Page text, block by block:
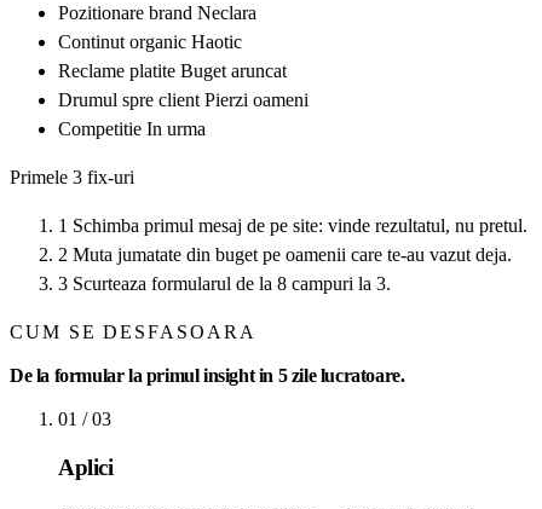
Pozitionare brand Neclara
Continut organic Haotic
Reclame platite Buget aruncat
Drumul spre client Pierzi oameni
Competitie In urma
Primele 3 fix-uri
1 Schimba primul mesaj de pe site: vinde rezultatul, nu pretul.
2 Muta jumatate din buget pe oamenii care te-au vazut deja.
3 Scurteaza formularul de la 8 campuri la 3.
CUM SE DESFASOARA
De la formular la primul insight in 5 zile lucratoare.
01 / 03
Aplici